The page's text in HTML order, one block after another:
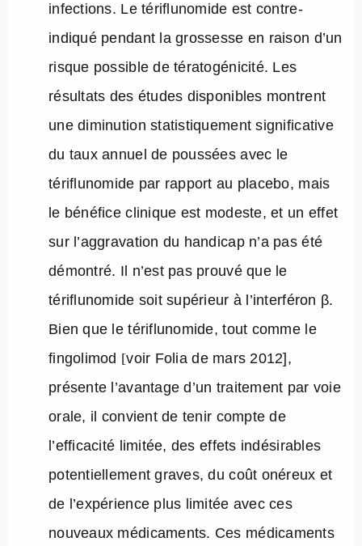
infections. Le tériflunomide est contre-
indiqué pendant la grossesse en raison d’un
risque possible de tératogénicité. Les
résultats des études disponibles montrent
une diminution statistiquement significative
du taux annuel de poussées avec le
tériflunomide par rapport au placebo, mais
le bénéfice clinique est modeste, et un effet
sur l’aggravation du handicap n’a pas été
démontré. Il n’est pas prouvé que le
tériflunomide soit supérieur à l’interféron β.
Bien que le tériflunomide, tout comme le
fingolimod [voir Folia de mars 2012],
présente l’avantage d’un traitement par voie
orale, il convient de tenir compte de
l’efficacité limitée, des effets indésirables
potentiellement graves, du coût onéreux et
de l’expérience plus limitée avec ces
nouveaux médicaments. Ces médicaments